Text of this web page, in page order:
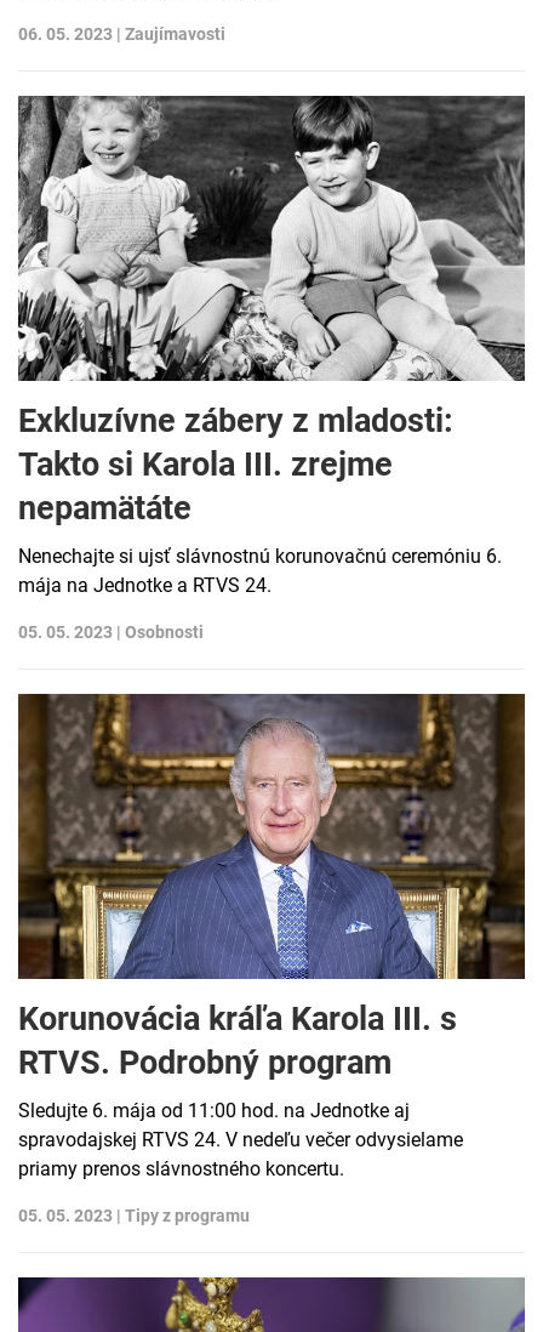
06. 05. 2023 | Zaujímavosti
Exkluzívne zábery z mladosti:
Takto si Karola III. zrejme
nepamätáte
Nenechajte si ujsť slávnostnú korunovačnú ceremóniu 6.
mája na Jednotke a RTVS 24.
05. 05. 2023 | Osobnosti
Korunovácia kráľa Karola III. s
RTVS. Podrobný program
Sledujte 6. mája od 11:00 hod. na Jednotke aj
spravodajskej RTVS 24. V nedeľu večer odvysielame
priamy prenos slávnostného koncertu.
05. 05. 2023 | Tipy z programu